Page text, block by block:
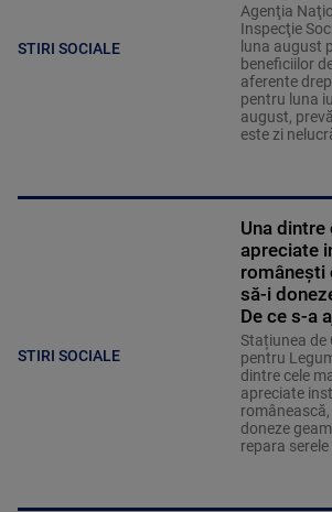
STIRI SOCIALE
Agenţia
Inspecţie
luna august
beneficiilor
aferente
pentru luna
august,
este zi
STIRI SOCIALE
Una dintre
apreciate
românești
să-i
De ce s-a
Stațiunea de
pentru
dintre cele
apreciate
doneze
repara